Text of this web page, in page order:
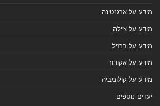
מידע על ארגנטינה
מידע על צ'ילה
מידע על ברזיל
מידע על אקודור
מידע על קולומביה
יעדים נוספים